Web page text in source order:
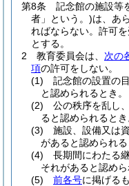
第8条
記念館の施設等
者」という。)は、あ
ればならない。 許可
とする。
2
教育委員会は、 次の
項の許可をしない。
(1)
記念館の設置の
と認められるとき。
(2)
公の秩序を乱し
ると認められるとき
(3)
施設、設備又は
があると認められる
(4)
長期間にわたる
それがあると認めら
(5)
前各号に掲げる